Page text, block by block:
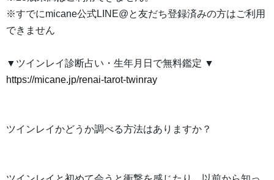
※すでにmicane公式LINE@と友だち登録済みの方はご利用
できません
▼ツインレイ診断占い・生年月日で無料鑑定 ▼
https://micane.jp/renai-tarot-twinray
ツインレイかどうか調べる方法はありますか？